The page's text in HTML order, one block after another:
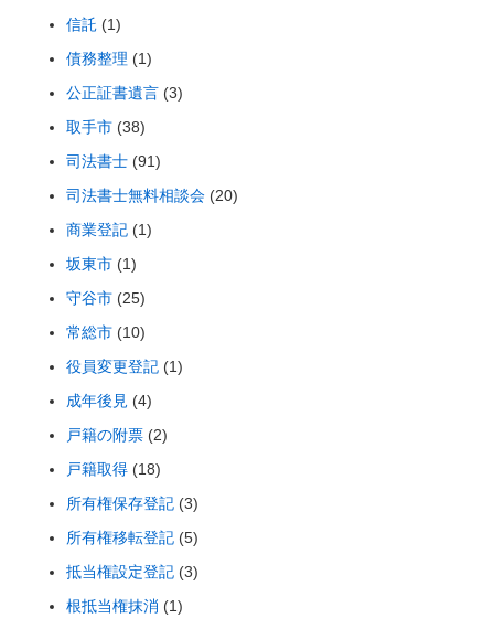
信託 (1)
債務整理 (1)
公正証書遺言 (3)
取手市 (38)
司法書士 (91)
司法書士無料相談会 (20)
商業登記 (1)
坂東市 (1)
守谷市 (25)
常総市 (10)
役員変更登記 (1)
成年後見 (4)
戸籍の附票 (2)
戸籍取得 (18)
所有権保存登記 (3)
所有権移転登記 (5)
抵当権設定登記 (3)
根抵当権抹消 (1)